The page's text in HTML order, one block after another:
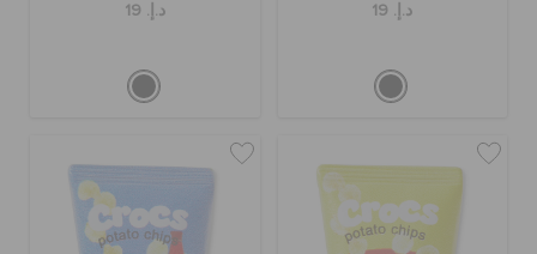
د.إ. 19 د.إ. 19